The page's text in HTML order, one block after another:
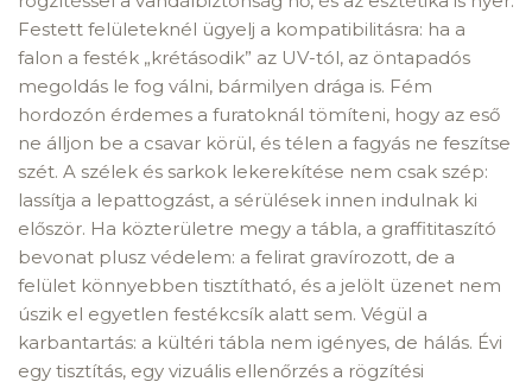
Festett felületeknél ügyelj a kompatibilitásra: ha a
falon a festék „krétásodik” az UV-tól, az öntapadós
megoldás le fog válni, bármilyen drága is. Fém
hordozón érdemes a furatoknál tömíteni, hogy az eső
ne álljon be a csavar körül, és télen a fagyás ne feszítse
szét. A szélek és sarkok lekerekítése nem csak szép:
lassítja a lepattogzást, a sérülések innen indulnak ki
először. Ha közterületre megy a tábla, a graffititaszító
bevonat plusz védelem: a felirat gravírozott, de a
felület könnyebben tisztítható, és a jelölt üzenet nem
úszik el egyetlen festékcsík alatt sem. Végül a
karbantartás: a kültéri tábla nem igényes, de hálás. Évi
egy tisztítás, egy vizuális ellenőrzés a rögzítési